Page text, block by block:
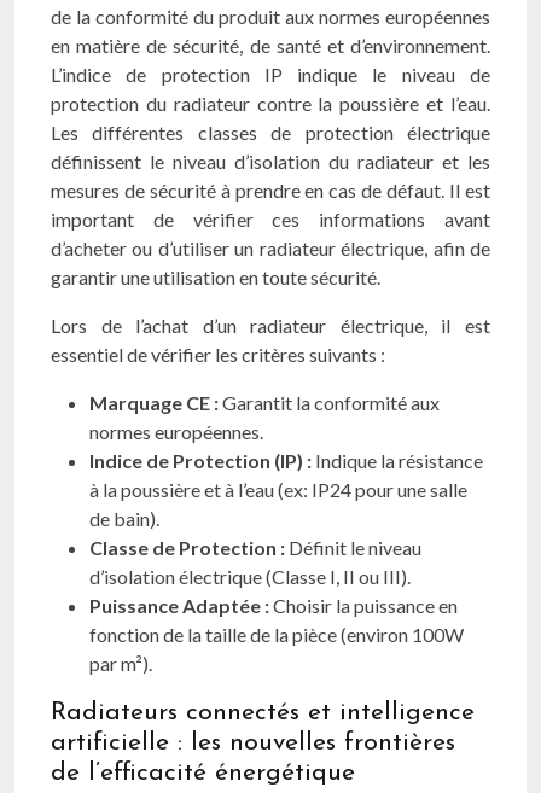
de la conformité du produit aux normes européennes
en matière de sécurité, de santé et d’environnement.
L’indice de protection IP indique le niveau de
protection du radiateur contre la poussière et l’eau.
Les différentes classes de protection électrique
définissent le niveau d’isolation du radiateur et les
mesures de sécurité à prendre en cas de défaut. Il est
important de vérifier ces informations avant
d’acheter ou d’utiliser un radiateur électrique, afin de
garantir une utilisation en toute sécurité.
Lors de l’achat d’un radiateur électrique, il est
essentiel de vérifier les critères suivants :
Marquage CE :Garantit la conformité aux
normes européennes.
Indice de Protection (IP) : Indique la résistance
à la poussière et à l’eau (ex: IP24 pour une salle
de bain).
Classe de Protection : Définit le niveau
d’isolation électrique (Classe I, II ou III).
Puissance Adaptée :Choisir la puissance en
fonction de la taille de la pièce (environ 100W
par m²).
Radiateurs connectés et intelligence
artificielle : les nouvelles frontières
de l’efficacité énergétique